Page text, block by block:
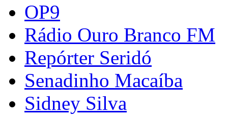
OP9
Rádio Ouro Branco FM
Repórter Seridó
Senadinho Macaíba
Sidney Silva